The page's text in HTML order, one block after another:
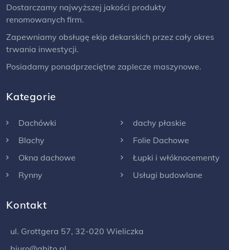
Dostarczamy najwyższej jakości produkty
renomowanych firm.
Zapewniamy obsługę ekip dekarskich przez cały okres
trwania inwestycji.
Posiadamy ponadprzeciętne zaplecze maszynowe.
Kategorie
Dachówki
Blachy
Okna dachowe
Rynny
dachy płaskie
Folie Dachowe
Łupki i włóknocementy
Usługi budowlane
Kontakt
ul. Grottgera 57, 32-020 Wieliczka